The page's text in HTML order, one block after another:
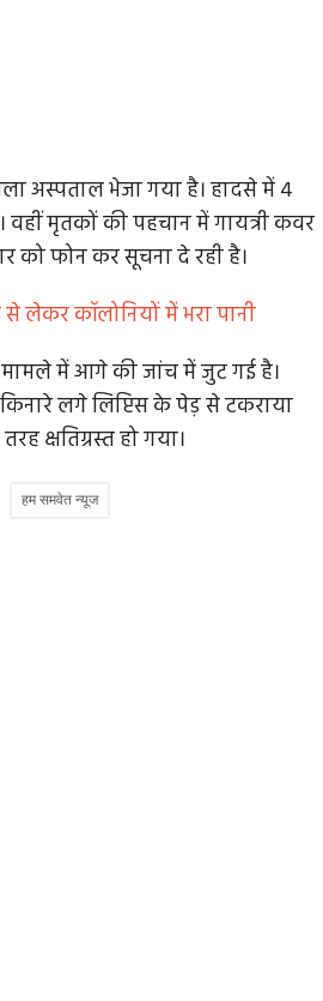
अस्पताल भेजा गया है। हादसे में 4
वहीं मृतकों की पहचान में गायत्री कवर
को फोन कर सूचना दे रही है।
लेकर कॉलोनियों में भरा पानी
में आगे की जांच में जुट गई है।
किनारे लगे लिप्टिस के पेड़ से टकराया
क्षतिग्रस्त हो गया।
हम समवेत न्यूज